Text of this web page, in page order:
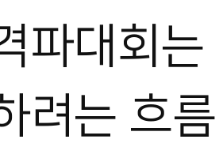
파대회는
려는 흐
이동호, 세계장